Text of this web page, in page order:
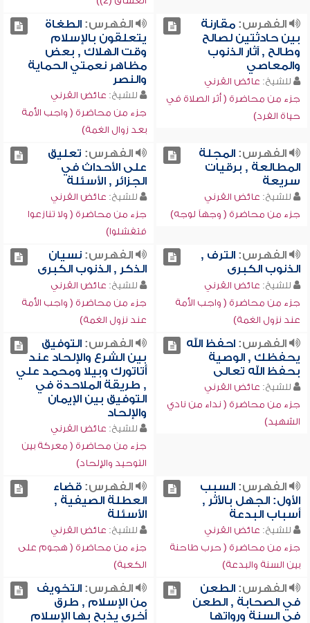
الفهرس:مقارنة
بين حادثتين لصالح
وطالح , آثار الذنوب
والمعاصي
للشيخ: عائض القرني
جزء من محاضرة ( أثر الصلاة في
حياة الفرد)
الفهرس:الطغاة
يتعلقون بالإسلام
وقت الهلاك , بعض
مظاهر نعمتي الحماية
والنصر
للشيخ: عائض القرني
جزء من محاضرة ( واجب الأمة
بعد زوال الغمة)
الفهرس:المجلة
المطالعة , برقيات
سريعة
للشيخ: عائض القرني
جزء من محاضرة ( وجهاً لوجه)
الفهرس: تعليق
على الأحداث في
الجزائر , الأسئلة
للشيخ: عائض القرني
جزء من محاضرة ( ولا تنازعوا
فتفشلوا)
الفهرس:الترف ,
الذنوب الكبرى
للشيخ: عائض القرني
جزء من محاضرة ( واجب الأمة
عند نزول الغمة)
الفهرس:نسيان
الذكر , الذنوب الكبرى
للشيخ: عائض القرني
جزء من محاضرة ( واجب الأمة
عند نزول الغمة)
الفهرس:احفظ الله
يحفظك , الوصية
بحفظ الله تعالى
للشيخ: عائض القرني
جزء من محاضرة ( نداء من نادي
الشهيد)
الفهرس:التوفيق
بين الشرع والإلحاد عند
أتاتورك وبيلا ومحمد علي
, طريقة الملاحدة في
التوفيق بين الإيمان
والإلحاد
للشيخ: عائض القرني
جزء من محاضرة ( معركة بين
التوحيد والإلحاد)
الفهرس:السبب
الأول: الجهل بالأثر ,
أسباب البدعة
للشيخ: عائض القرني
جزء من محاضرة ( حرب طاحنة
بين السنة والبدعة)
الفهرس:قضاء
العطلة الصيفية ,
الأسئلة
للشيخ: عائض القرني
جزء من محاضرة ( هجوم على
الكعبة)
الفهرس:الطعن
في الصحابة , الطعن
في السنة ورواتها
الفهرس:التخويف
من الإسلام , طرق
أخرى يذبح بها الإسلام